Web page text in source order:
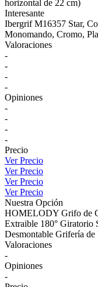
horizontal de 22 cm)
Interesante
Ibergrif M16357 Star,
Monomando, Cromo,
Valoraciones
-
-
-
-
Opiniones
-
-
-
-
Precio
Ver Precio
Ver Precio
Ver Precio
Ver Precio
Nuestra Opción
HOMELODY Grifo de
Extraible 180° Giratorio
Desmontable Grifería
Valoraciones
-
Opiniones
-